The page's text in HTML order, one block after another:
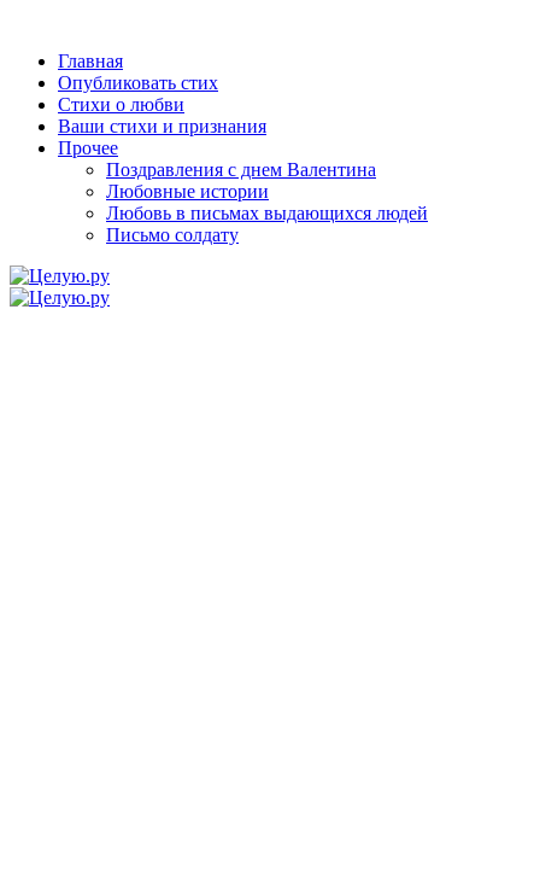
Главная
Опубликовать стих
Стихи о любви
Ваши стихи и признания
Прочее
Поздравления с днем Валентина
Любовные истории
Любовь в письмах выдающихся людей
Письмо солдату